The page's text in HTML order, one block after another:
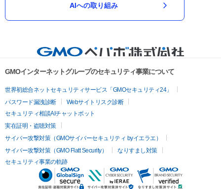
AIへの取り組み
GMOインターネットグループのセキュリティ事業について
世界初総合ネットセキュリティサービス「GMOセキュリティ24」
パスワード漏洩診断
Webサイトリスク診断
セキュリティ相談AIチャットボット
実在証明・盗聴対策
サイバー攻撃対策（GMOサイバーセキュリティ byイエラエ）
サイバー攻撃対策（GMO Flatt Security）
なりすまし対策
セキュリティ事業の軌跡